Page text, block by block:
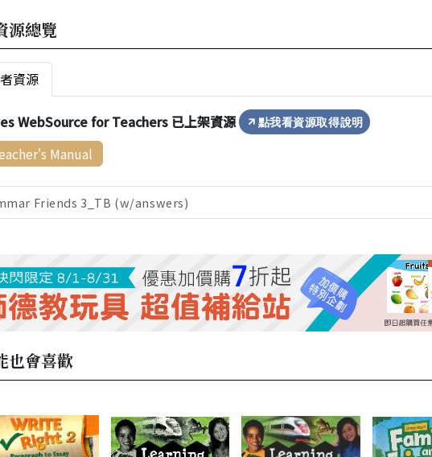
源總覽
資源
WebSource for Teachers 已上架資源 點我看資源取得說明
Manual
Friends 3_TB (w/answers)
也會喜歡